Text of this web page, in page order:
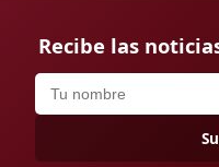
Recibe las